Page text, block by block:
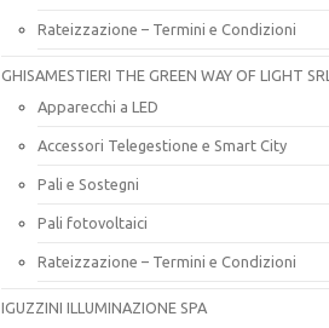
Rateizzazione – Termini e Condizioni
GHISAMESTIERI THE GREEN WAY OF LIGHT SRL
Apparecchi a LED
Accessori Telegestione e Smart City
Pali e Sostegni
Pali fotovoltaici
Rateizzazione – Termini e Condizioni
IGUZZINI ILLUMINAZIONE SPA